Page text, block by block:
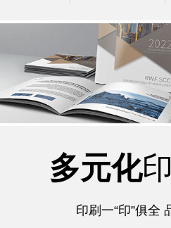
多元化
印刷一“印”俱全